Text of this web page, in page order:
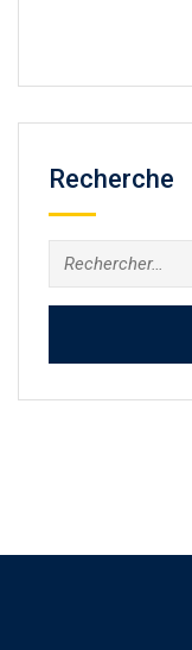
Recherche
Rechercher :